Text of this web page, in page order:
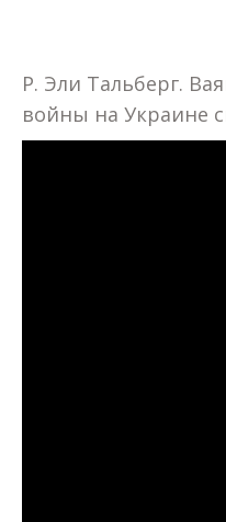
Р. Эли Тальберг.
войны на Украине